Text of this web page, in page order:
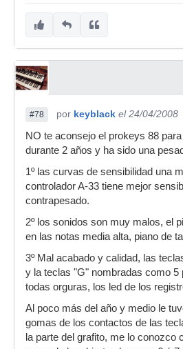
#78 por keyblack el 24/04/2008
NO te aconsejo el prokeys 88
durante 2 años y ha sido una
1º las curvas de sensibilidad una
controlador A-33 tiene mejor
contrapesado.
2º los sonidos son muy malos, el
en las notas media alta, piano de
3º Mal acabado y calidad, las
y la teclas "G" nombradas como 5
todas orguras, los led de los
Al poco más del año y medio le
gomas de los contactos de las
la parte del grafito, me lo conozco